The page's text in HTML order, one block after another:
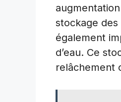
stockage des
également
d’eau. Ce
relâchement